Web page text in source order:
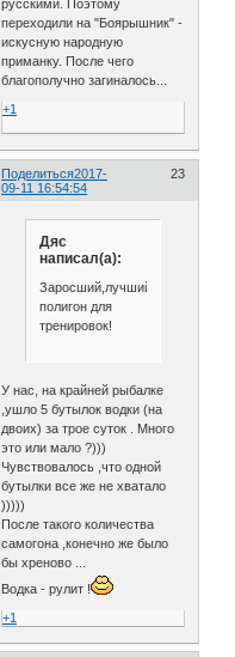
русскими. Поэтому
переходили на "Боярышник" -
искусную народную
приманку. После чего
благополучно загиналось...
+1
Поделиться 23
2017-
09-11 16:54:54
Дяс
написал(а):
Заросший,лучший
полигон для
тренировок!
У нас, на крайней рыбалке
,ушло 5 бутылок водки (на
двоих) за трое суток . Много
это или мало ?)))
Чувствовалось ,что одной
бутылки все же не хватало
)))))
После такого количества
самогона ,конечно же было
бы хреново ...
Водка - рулит !
+1